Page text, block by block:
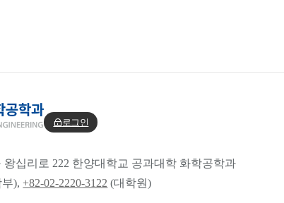
로그인
왕십리로 222 한양대학교 공과대학 화학공학과
부),+82-02-2220-3122 (대학원)